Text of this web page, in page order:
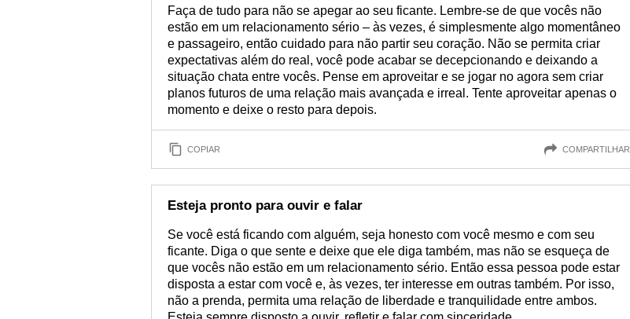
Faça de tudo para não se apegar ao seu ficante. Lembre-se de que vocês não
estão em um relacionamento sério – às vezes, é simplesmente algo momentâneo
e passageiro, então cuidado para não partir seu coração. Não se permita criar
expectativas além do real, você pode acabar se decepcionando e deixando a
situação chata entre vocês. Pense em aproveitar e se jogar no agora sem criar
planos futuros de uma relação mais avançada e irreal. Tente aproveitar apenas o
momento e deixe o resto para depois.
COPIAR COMPARTILHAR
Esteja pronto para ouvir e falar
Se você está ficando com alguém, seja honesto com você mesmo e com seu
ficante. Diga o que sente e deixe que ele diga também, mas não se esqueça de
que vocês não estão em um relacionamento sério. Então essa pessoa pode estar
disposta a estar com você e, às vezes, ter interesse em outras também. Por isso,
não a prenda, permita uma relação de liberdade e tranquilidade entre ambos.